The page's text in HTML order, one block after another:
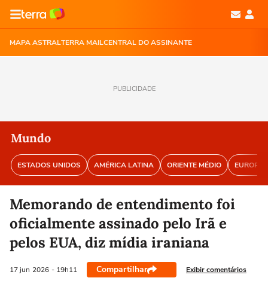
MAPA ASTRALTERRA MAILCENTRAL DO ASSINANTE
PUBLICIDADE
Mundo
ESTADOS UNIDOS AMÉRICA LATINA ORIENTE MÉDIO EUROPA
Memorando de entendimento foi
oficialmente assinado pelo Irã e
pelos EUA, diz mídia iraniana
17 jun 2026 - 19h11 Compartilhar Exibir comentários